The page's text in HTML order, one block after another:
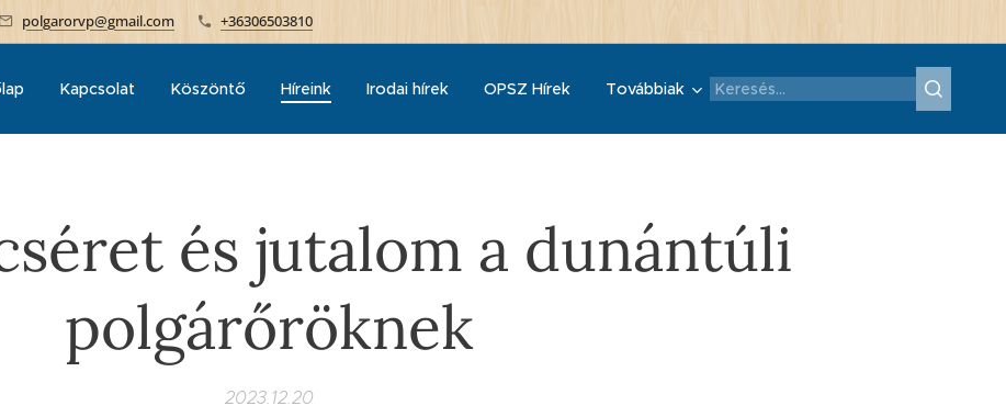
polgarorvp@gmail.com +36306503810
Kapcsolat Köszöntő Híreink Irodai hírek OPSZ Hírek Továbbiak
és jutalom a dunántúli
polgárőröknek
2023.12.20